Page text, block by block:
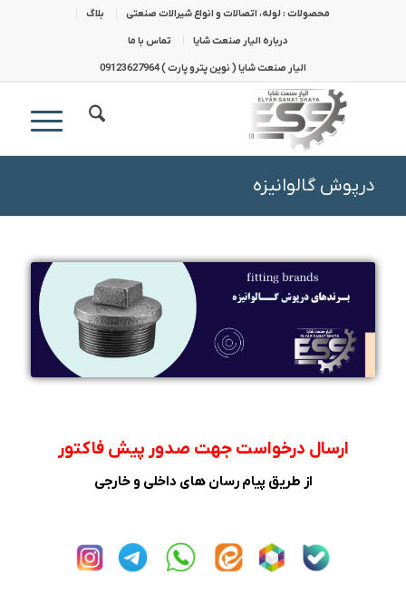
محصولات : لوله، اتصالات و انواع شیرالات صنعتی بلاگ
درباره الیار صنعت شایا تماس با ما
الیار صنعت شایا ( نوین پترو پارت ) 09123627964
درپوش گالوانیزه
ارسال درخواست جهت صدور پیش فاکتور
از طریق پیام رسان های داخلی و خارجی